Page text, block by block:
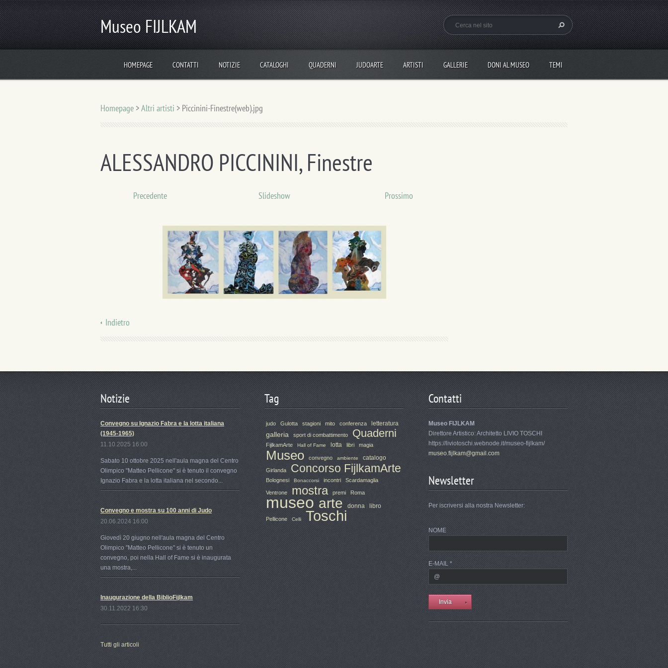
Museo FIJLKAM
HOMEPAGE CONTATTI NOTIZIE CATALOGHI QUADERNI JUDOARTE ARTISTI GALLERIE DONI AL MUSEO TEMI
Homepage >Altri artisti > Piccinini-Finestre(web).jpg
ALESSANDRO PICCININI, Finestre
Precedente Slideshow Prossimo
Indietro
Notizie
Convegno su Ignazio Fabra e la lotta italiana
(1945-1965)
11.10.2025 16:00
Sabato 10 ottobre 2025 nell'aula magna del Centro
Olimpico "Matteo Pellicone" si è tenuto il convegno
Ignazio Fabra e la lotta italiana nel secondo...
Convegno e mostra su 100 anni di Judo
20.06.2024 16:00
Giovedì 20 giugno nell'aula magna del Centro
Olimpico "Matteo Pellicone" si è tenuto un
convegno, poi nella Hall of Fame si è inaugurata
una mostra,...
Inaugurazione della BiblioFijlkam
30.11.2022 16:30
Tutti gli articoli
Tag
judo Gulotta stagioni mito conferenza letteratura
galleria sport di combattimento Quaderni
FijlkamArte Hall of Fame lotta libri magia
Museo convegno ambiente catalogo
Girlanda Concorso FijlkamArte
Bolognesi Bonaccorsi incontri Scardamaglia
Ventrone mostra premi Roma
museo arte donna libro
Pellicone Celli Toschi
Contatti
Museo FIJLKAM
Direttore Artistico: Architetto LIVIO TOSCHI
https://liviotoschi.webnode.it/museo-fijlkam/
museo.fijlkam@gmail.com
Newsletter
Per iscriversi alla nostra Newsletter:
NOME
E-MAIL *